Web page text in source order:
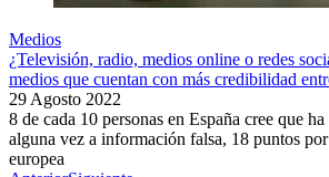
Medios
¿Televisión, radio, medios online o redes
medios que cuentan con más credibilidad
29 Agosto 2022
8 de cada 10 personas en España cree que
alguna vez a información falsa, 18 puntos
europea